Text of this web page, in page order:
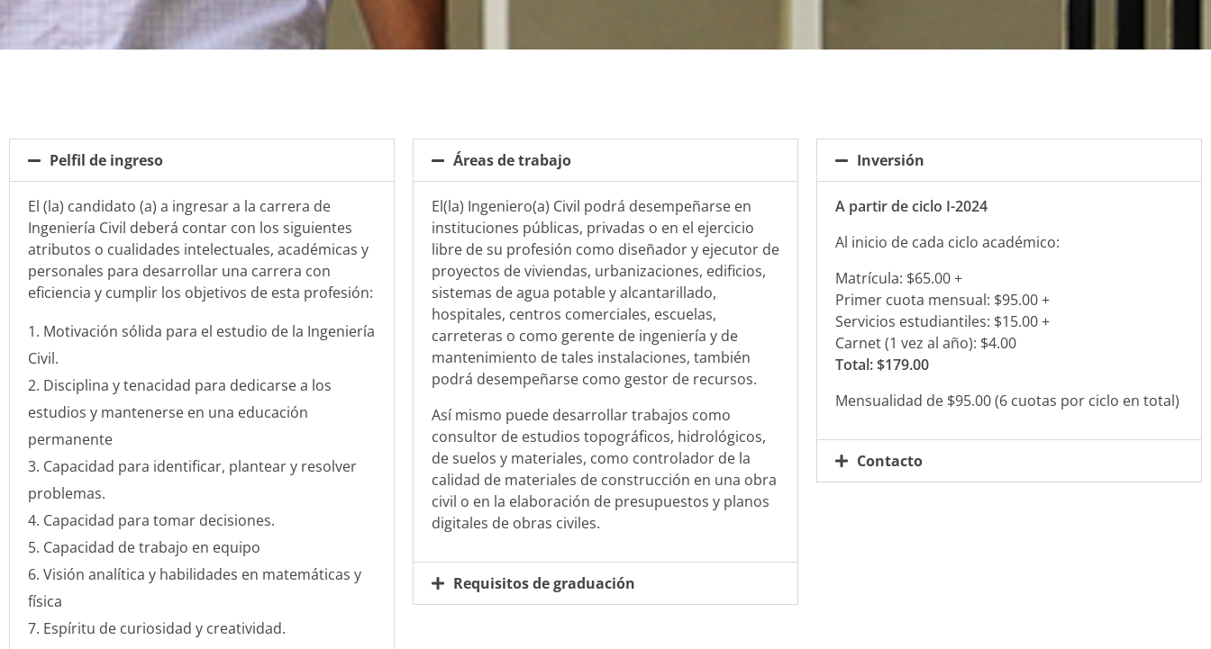
Pelfil de ingreso
El (la) candidato (a) a ingresar a la carrera de
Ingeniería Civil deberá contar con los siguientes
atributos o cualidades intelectuales, académicas y
personales para desarrollar una carrera con
eficiencia y cumplir los objetivos de esta profesión:
Motivación sólida para el estudio de la Ingeniería
Civil.
Disciplina y tenacidad para dedicarse a los
estudios y mantenerse en una educación
permanente
Capacidad para identificar, plantear y resolver
problemas.
Capacidad para tomar decisiones.
Capacidad de trabajo en equipo
Visión analítica y habilidades en matemáticas y
física
Espíritu de curiosidad y creatividad.
Áreas de trabajo
El(la) Ingeniero(a) Civil podrá desempeñarse en
instituciones públicas, privadas o en el ejercicio
libre de su profesión como diseñador y ejecutor de
proyectos de viviendas, urbanizaciones, edificios,
sistemas de agua potable y alcantarillado,
hospitales, centros comerciales, escuelas,
carreteras o como gerente de ingeniería y de
mantenimiento de tales instalaciones, también
podrá desempeñarse como gestor de recursos.
Así mismo puede desarrollar trabajos como
consultor de estudios topográficos, hidrológicos,
de suelos y materiales, como controlador de la
calidad de materiales de construcción en una obra
civil o en la elaboración de presupuestos y planos
digitales de obras civiles.
Requisitos de graduación
Inversión
A partir de ciclo I-2024
Al inicio de cada ciclo académico:
Matrícula: $65.00 +
Primer cuota mensual: $95.00 +
Servicios estudiantiles: $15.00 +
Carnet (1 vez al año): $4.00
Total: $179.00
Mensualidad de $95.00 (6 cuotas por ciclo en total)
Contacto